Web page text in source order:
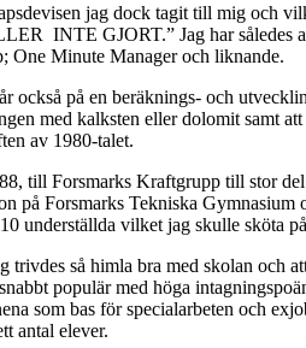
jag dock tagit till mig
INTE GJORT.” Jag har således
One Minute Manager och liknande.
också på en beräknings- och
med kalksten eller dolomit samt
av 1980-talet.
till Forsmarks Kraftgrupp till stor
på Forsmarks Tekniska Gymnasium
underställda vilket jag skulle sköta
trivdes så himla bra med skolan och
populär med höga
som bas för specialarbeten och
antal elever.